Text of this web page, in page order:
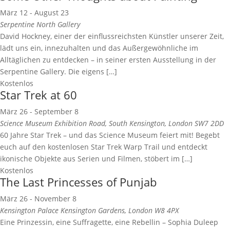
März 12 - August 23
Serpentine North Gallery
David Hockney, einer der einflussreichsten Künstler unserer Zeit,
lädt uns ein, innezuhalten und das Außergewöhnliche im
Alltäglichen zu entdecken – in seiner ersten Ausstellung in der
Serpentine Gallery. Die eigens […]
Kostenlos
Star Trek at 60
März 26 - September 8
Science Museum Exhibition Road, South Kensington, London SW7 2DD
60 Jahre Star Trek – und das Science Museum feiert mit! Begebt
euch auf den kostenlosen Star Trek Warp Trail und entdeckt
ikonische Objekte aus Serien und Filmen, stöbert im […]
Kostenlos
The Last Princesses of Punjab
März 26 - November 8
Kensington Palace Kensington Gardens, London W8 4PX
Eine Prinzessin, eine Suffragette, eine Rebellin – Sophia Duleep